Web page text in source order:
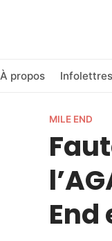
À propos Infolettres
MILE END
End